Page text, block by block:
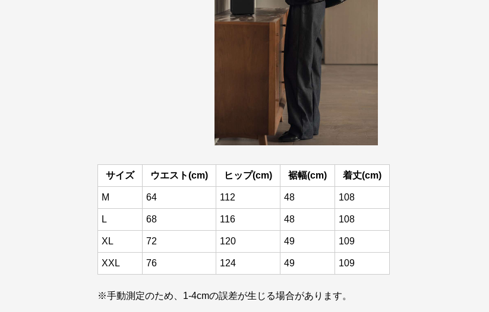
サイズ ウエスト(cm) ヒップ(cm) 裾幅(cm) 着丈(cm)
M 64 112 48 108
L 68 116 48 108
XL 72 120 49 109
XXL 76 124 49 109
※手動測定のため、1-4cmの誤差が生じる場合があります。